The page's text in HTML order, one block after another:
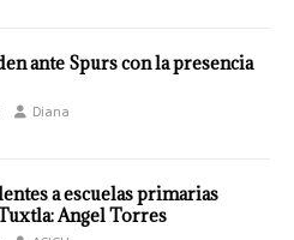
ante Spurs con la presencia
Diana
a escuelas primarias
Angel Torres